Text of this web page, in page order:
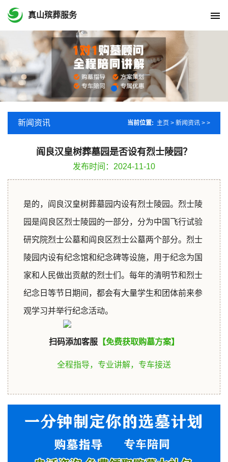
真山殡葬服务
1
新闻资讯 当前位置: 主页 > 新闻资讯 > >
阎良汉皇树葬墓园是否设有烈士陵园？
发布时间：2024-11-10
是的，阎良汉皇树葬墓园内设有烈士陵园。烈士陵
园是阎良区烈士陵园的一部分，分为中国飞行试验
研究院烈士公墓和阎良区烈士公墓两个部分。烈士
陵园内设有纪念馆和纪念碑等设施，用于纪念为国
家和人民做出贡献的烈士们。每年的清明节和烈士
纪念日等节日期间，都会有大量学生和团体前来参
观学习并举行纪念活动。
扫码添加客服 【免费获取购墓方案】
全程指导，专业讲解，专车接送